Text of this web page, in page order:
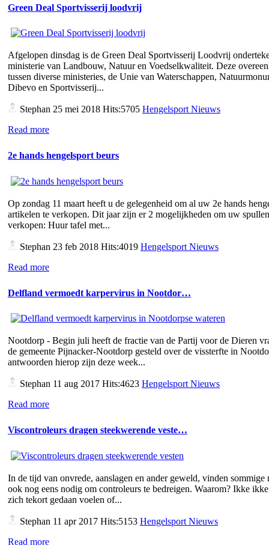
Green Deal Sportvisserij loodvrij
Afgelopen dinsdag is de Green Deal Sportvisserij Loodvrij
ministerie van Landbouw, Natuur en Voedselkwaliteit. Deze
tussen diverse ministeries, de Unie van Waterschappen,
Dibevo en Sportvisserij...
Stephan 25 mei 2018 Hits:5705 Hengelsport Nieuws
Read more
2e hands hengelsport beurs
Op zondag 11 maart heeft u de gelegenheid om al uw 2e hands
artikelen te verkopen. Dit jaar zijn er 2 mogelijkheden om uw
verkopen: Huur tafel met...
Stephan 23 feb 2018 Hits:4019 Hengelsport Nieuws
Read more
Delfland vermoedt karpervirus in Nootdor…
Nootdorp - Begin juli heeft de fractie van de Partij voor de Dieren
de gemeente Pijnacker-Nootdorp gesteld over de vissterfte in
antwoorden hierop zijn deze week...
Stephan 11 aug 2017 Hits:4623 Hengelsport Nieuws
Read more
Viscontroleurs dragen steekwerende veste…
In de tijd van onvrede, aanslagen en ander geweld, vinden sommige
ook nog eens nodig om controleurs te bedreigen. Waarom? Ikke
zich tekort gedaan voelen of...
Stephan 11 apr 2017 Hits:5153 Hengelsport Nieuws
Read more